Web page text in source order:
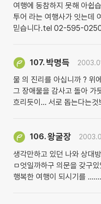
여행에 동참하지 못해 아쉽
투어 라는 여행사가 잇는데
믿습니다.tel 02-595-
107. 박명득
물 의 진리를 아십니까 ? 위
그 장애물을 감사고 돌아 가
흐리듯이... 서로 돕는다는
106.왕굴장
생각만하고 있던 나와 상대
ㅁ엇일까하구 의문을 갖구
행복한 여행이 되시기를